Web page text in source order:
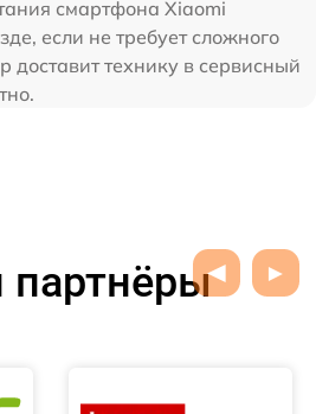
смартфона Xiaomi
если не требует сложного
доставит технику в сервисный